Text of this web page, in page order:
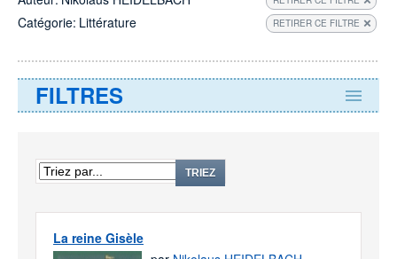
Catégorie: Littérature RETIRER CE FILTRE
FILTRES
TRIEZ
La reine Gisèle